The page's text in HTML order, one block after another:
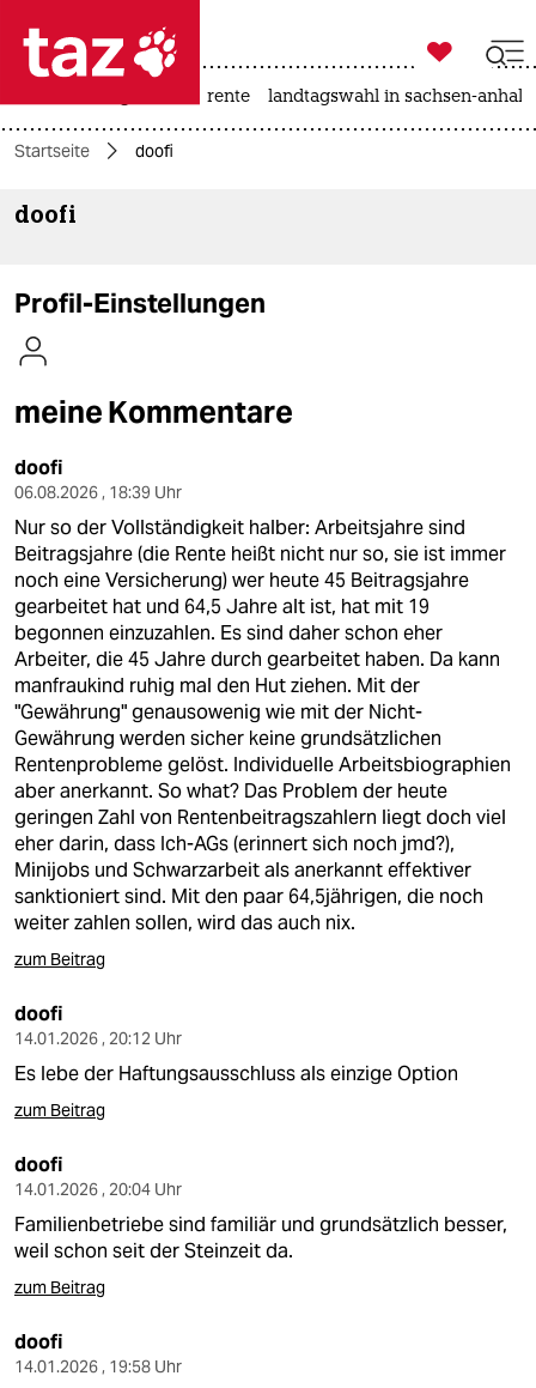

themen
kultur
sport
berlin
nord
wahrheit
verlag
verlag
veranstaltungen
shop
fragen & hilfe
unterstützen
genossenschaft
epaper login

taz zahl ich
rente landtagswahl in sachsen-anhalt
Startseite doofi
doofi
Profil-Einstellungen
meine Kommentare
doofi
06.08.2026 , 18:39 Uhr
Nur so der Vollständigkeit halber: Arbeitsjahre sind
Beitragsjahre (die Rente heißt nicht nur so, sie ist immer
noch eine Versicherung) wer heute 45 Beitragsjahre
gearbeitet hat und 64,5 Jahre alt ist, hat mit 19
begonnen einzuzahlen. Es sind daher schon eher
Arbeiter, die 45 Jahre durch gearbeitet haben. Da kann
manfraukind ruhig mal den Hut ziehen. Mit der
"Gewährung" genausowenig wie mit der Nicht-
Gewährung werden sicher keine grundsätzlichen
Rentenprobleme gelöst. Individuelle Arbeitsbiographien
aber anerkannt. So what? Das Problem der heute
geringen Zahl von Rentenbeitragszahlern liegt doch viel
eher darin, dass Ich-AGs (erinnert sich noch jmd?),
Minijobs und Schwarzarbeit als anerkannt effektiver
sanktioniert sind. Mit den paar 64,5jährigen, die noch
weiter zahlen sollen, wird das auch nix.
zum Beitrag
doofi
14.01.2026 , 20:12 Uhr
Es lebe der Haftungsausschluss als einzige Option
zum Beitrag
doofi
14.01.2026 , 20:04 Uhr
Familienbetriebe sind familiär und grundsätzlich besser,
weil schon seit der Steinzeit da.
zum Beitrag
doofi
14.01.2026 , 19:58 Uhr